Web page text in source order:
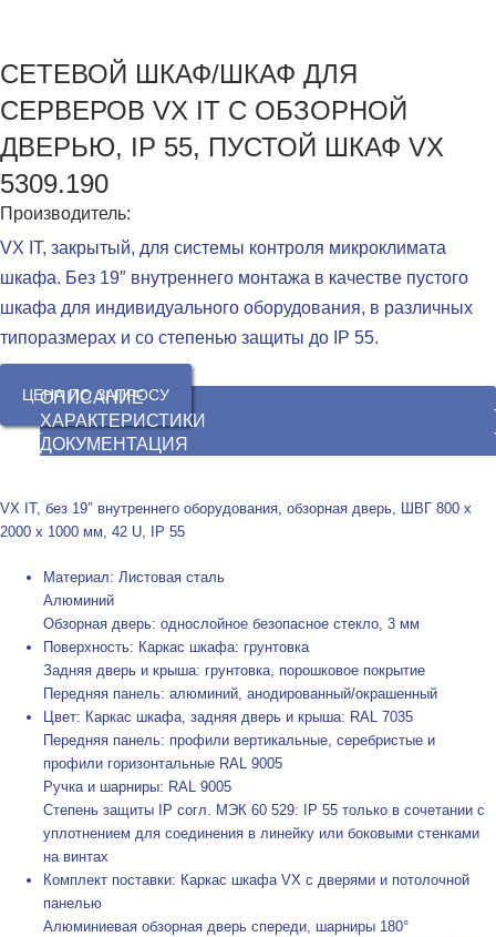
СЕТЕВОЙ ШКАФ/ШКАФ ДЛЯ
СЕРВЕРОВ VX IT С ОБЗОРНОЙ
ДВЕРЬЮ, IP 55, ПУСТОЙ ШКАФ VX
5309.190
Производитель:
VX IT, закрытый, для системы контроля микроклимата
шкафа. Без 19″ внутреннего монтажа в качестве пустого
шкафа для индивидуального оборудования, в различных
типоразмерах и со степенью защиты до IP 55.
ЦЕНА ПО ЗАПРОСУ
ОПИСАНИЕ
ХАРАКТЕРИСТИКИ
ДОКУМЕНТАЦИЯ
VX IT, без 19″ внутреннего оборудования, обзорная дверь, ШВГ 800 x
2000 x 1000 мм, 42 U, IP 55
Материал: Листовая сталь
Алюминий
Обзорная дверь: однослойное безопасное стекло, 3 мм
Поверхность: Каркас шкафа: грунтовка
Задняя дверь и крыша: грунтовка, порошковое покрытие
Передняя панель: алюминий, анодированный/окрашенный
Цвет: Каркас шкафа, задняя дверь и крыша: RAL 7035
Передняя панель: профили вертикальные, серебристые и
профили горизонтальные RAL 9005
Ручка и шарниры: RAL 9005
Степень защиты IP согл. МЭК 60 529: IP 55 только в сочетании с
уплотнением для соединения в линейку или боковыми стенками
на винтах
Комплект поставки: Каркас шкафа VX с дверями и потолочной
панелью
Алюминиевая обзорная дверь спереди, шарниры 180°